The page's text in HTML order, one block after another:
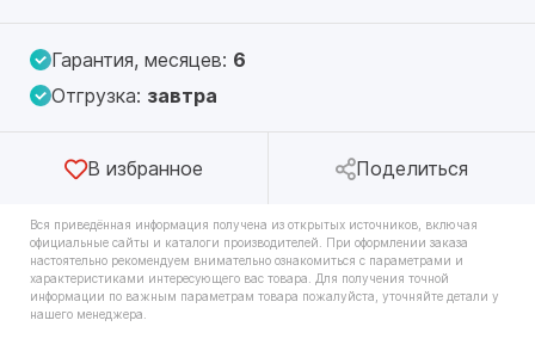
Гарантия, месяцев: 6
Отгрузка: завтра
В избранное Поделиться
Вся приведённая информация получена из открытых источников, включая
официальные сайты и каталоги производителей. При оформлении заказа
настоятельно рекомендуем внимательно ознакомиться с параметрами и
характеристиками интересующего вас товара. Для получения точной
информации по важным параметрам товара пожалуйста, уточняйте детали у
нашего менеджера.